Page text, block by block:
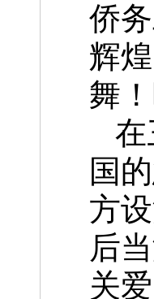
侨
辉
舞
在
国
方
后
关